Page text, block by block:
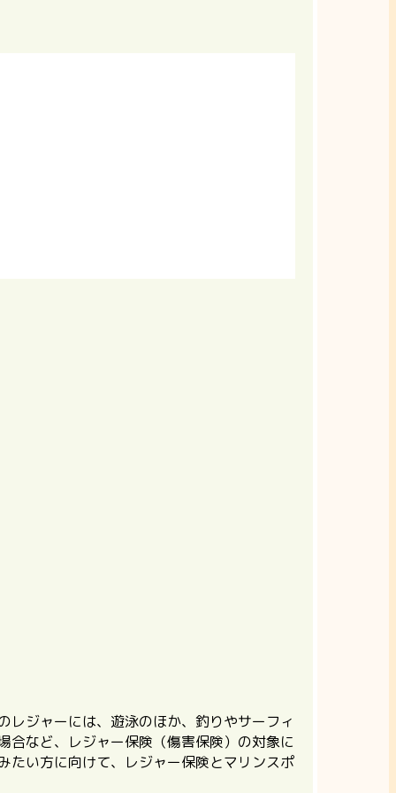
レジャーには、遊泳のほか、釣りやサーフィ
合など、レジャー保険（傷害保険）の対象に
たい方に向けて、レジャー保険とマリンスポ